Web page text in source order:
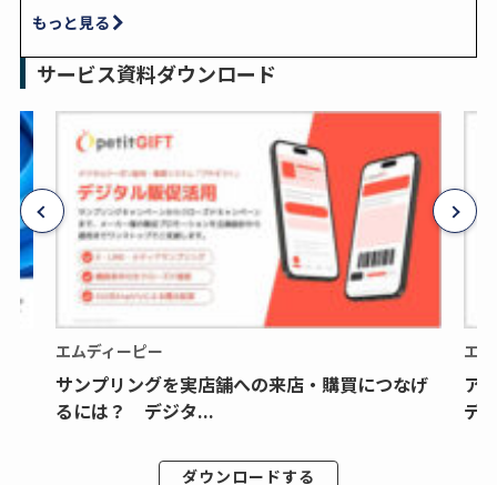
もっと見る
サービス資料ダウンロード
エムディーピー
サンプリングを実店舗への来店・購買につなげ
るには？ デジタ...
ダウンロードする
エ
ア
デ